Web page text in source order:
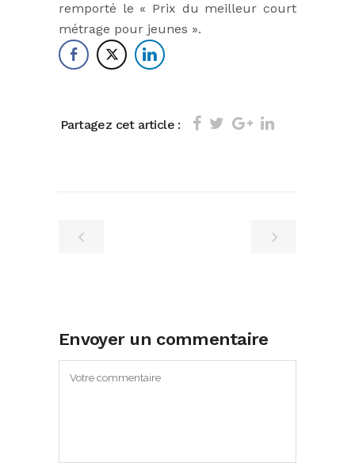
remporté le « Prix du meilleur court
métrage pour jeunes ».
Partagez cet article :
Envoyer un commentaire